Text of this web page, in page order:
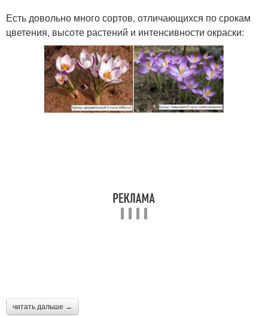
Есть довольно много сортов, отличающихся по срокам
цветения, высоте растений и интенсивности окраски:
читать дальше →